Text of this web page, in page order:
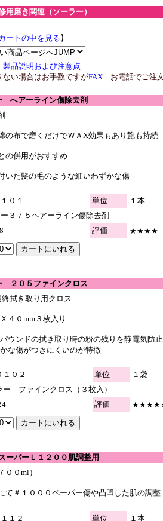
用磨き関連（ソーラー）
ートの中を見る 】
製品説明および注意点
い場合はお手数ですがFAXお電話でご注
へアーライン傷除去剤
の布で磨くだけでＷＡX効果もあり艶も持続
の併用がおすすめ
いた髪の毛のような細いわずかな傷
０１ 単位
１本
３７５ヘアーライン傷除去剤
評価
★★★★
２０５ファインクロス
拭き取り用クロス
４０mm３枚入り
ウンドの拭き取り時の粉の残りを静電気防
な傷がつきにくいのが特徴
１０２ 単位
１袋
ー ファインクロス（３枚入）
評価
パーＬ１２００肌調整用
００ml）
て＃１０００ペーパー傷や凸凹した肌の調整
１２ 単位
１本